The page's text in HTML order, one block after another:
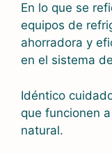
En lo que se
equipos de
ahorradora y
en el sistema
Idéntico
que funcionen
natural.